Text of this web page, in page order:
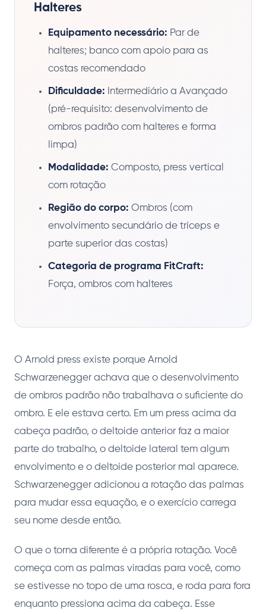
Halteres
Equipamento necessário: Par de
halteres; banco com apoio para as
costas recomendado
Dificuldade: Intermediário a Avançado
(pré-requisito: desenvolvimento de
ombros padrão com halteres e forma
limpa)
Modalidade: Composto, press vertical
com rotação
Região do corpo: Ombros (com
envolvimento secundário de tríceps e
parte superior das costas)
Categoria de programa FitCraft:
Força, ombros com halteres
O Arnold press existe porque Arnold
Schwarzenegger achava que o desenvolvimento
de ombros padrão não trabalhava o suficiente do
ombro. E ele estava certo. Em um press acima da
cabeça padrão, o deltoide anterior faz a maior
parte do trabalho, o deltoide lateral tem algum
envolvimento e o deltoide posterior mal aparece.
Schwarzenegger adicionou a rotação das palmas
para mudar essa equação, e o exercício carrega
seu nome desde então.
O que o torna diferente é a própria rotação. Você
começa com as palmas viradas para você, como
se estivesse no topo de uma rosca, e roda para fora
enquanto pressiona acima da cabeça. Esse